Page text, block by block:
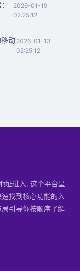
2026-01-19
02:25:12
动 2026-01-13
02:25:12
址进入, 这个平台呈
找到核心功能的入
引导你按顺序了解